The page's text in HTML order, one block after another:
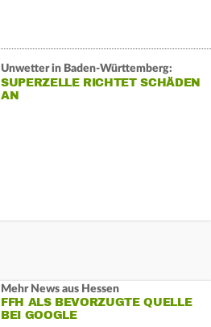
Unwetter in Baden-Württemberg:
SUPERZELLE RICHTET SCHÄDEN
AN
Mehr News aus Hessen
FFH ALS BEVORZUGTE QUELLE
BEI GOOGLE